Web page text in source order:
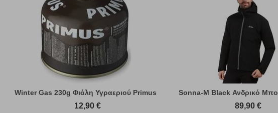
Winter Gas 230g Φιάλη Υγραεριού Primus
12,90 €
Sonna-M Black Ανδρικό
89,90 €